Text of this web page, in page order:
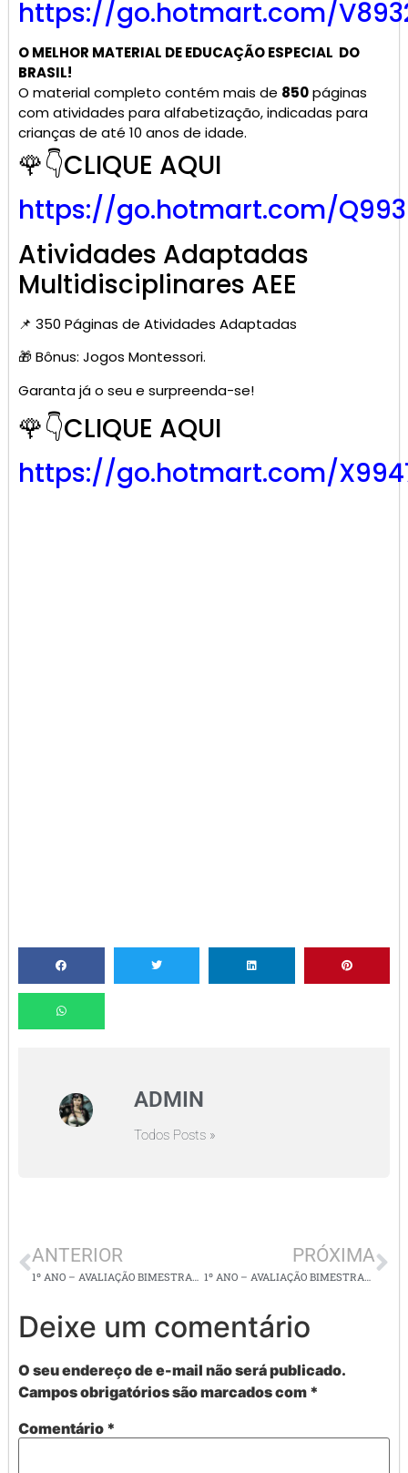
https://go.hotmart.com/
O MELHOR MATERIAL DEEDUCAÇÃO ESPECIAL DO
BRASIL!
O material completo contém mais de 850páginas
com atividades para alfabetização, indicadas para
crianças de até 10 anos de idade.
🌹👇CLIQUE AQUI
https://go.hotmart.com/
Atividades Adaptadas
Multidisciplinares AEE
📌 350 Páginas de Atividades Adaptadas
🎁 Bônus: Jogos Montessori.
Garanta já o seu e surpreenda-se!
🌹👇CLIQUE AQUI
https://go.hotmart.com/
ADMIN
Todos Posts »
ANTERIOR
1º ANO – AVALIAÇÃO BIMESTRAL DE MATEMATICA – 2º BIMESTRE –
PRÓXIMA
1º ANO – AVALIAÇÃO BIMESTRAL DE GEOGRAFIA – 2 BIM.
Deixe um comentário
O seu endereço de e-mail não será publicado.
Campos obrigatórios são marcados com *
Comentário *